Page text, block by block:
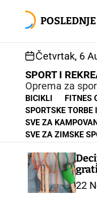
POSLEDNJE
Četvrtak, 6
SPORT I
Oprema za
BICIKLI FITNES
SPORTSKE TORBE
SVE ZA
SVE ZA ZIMSKE
22